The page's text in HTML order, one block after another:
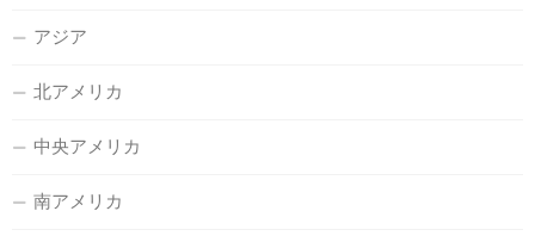
アジア
北アメリカ
中央アメリカ
南アメリカ